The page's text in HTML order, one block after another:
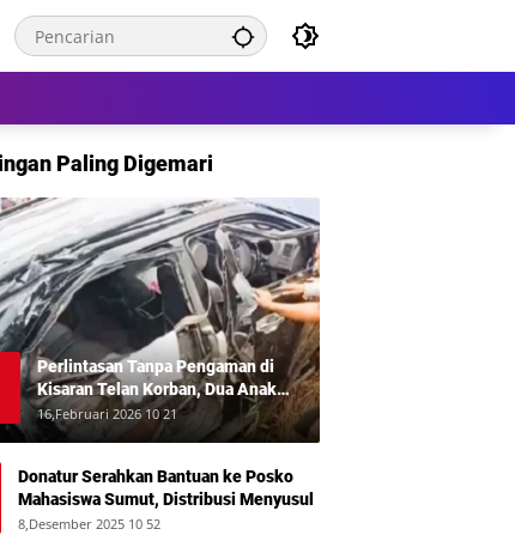
Paling Digemari
Perlintasan Tanpa Pengaman di
Kisaran Telan Korban, Dua Anak
Meninggal Disambar KA Putri Deli
16,Februari 2026 10 21
Donatur Serahkan Bantuan ke Posko
Mahasiswa Sumut, Distribusi Menyusul
8,Desember 2025 10 52